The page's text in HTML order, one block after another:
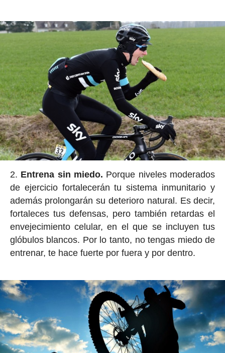
Entrena sin miedo. Porque niveles moderados
de ejercicio fortalecerán tu sistema inmunitario y
además prolongarán su deterioro natural. Es decir,
fortaleces tus defensas, pero también retardas el
envejecimiento celular, en el que se incluyen tus
glóbulos blancos. Por lo tanto, no tengas miedo de
entrenar, te hace fuerte por fuera y por dentro.